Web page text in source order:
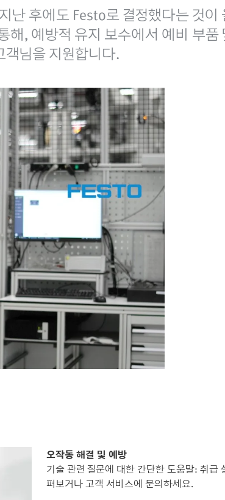
후에도 Festo로 결정했다는 것
, 예방적 유지 보수에서 예비 부
님을 지원합니다.
오작동 해결 및 예방
기술 관련 질문에 대한 간단한 도움말: 취급
펴보거나 고객 서비스에 문의하세요.